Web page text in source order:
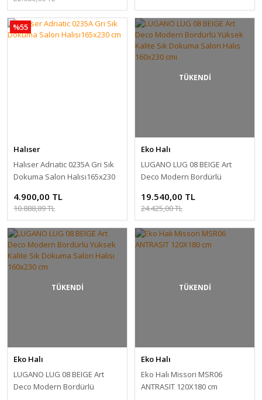
%55
Halıser
Halıser Adriatic 0235A Gri Sık
Dokuma Salon Halısı165x230
4.900,00 TL
10.888,89 TL
TÜKENDİ
Eko Halı
LUGANO LUG 08 BEIGE Art
Deco Modern Bordürlü
Salon Halıs 160x230 cmı
19.540,00 TL
24.425,00 TL
TÜKENDİ
Eko Halı
LUGANO LUG 08 BEIGE Art
Deco Modern Bordürlü
TÜKENDİ
Eko Halı
Eko Halı Missori MSR06
ANTRASIT 120X180 cm